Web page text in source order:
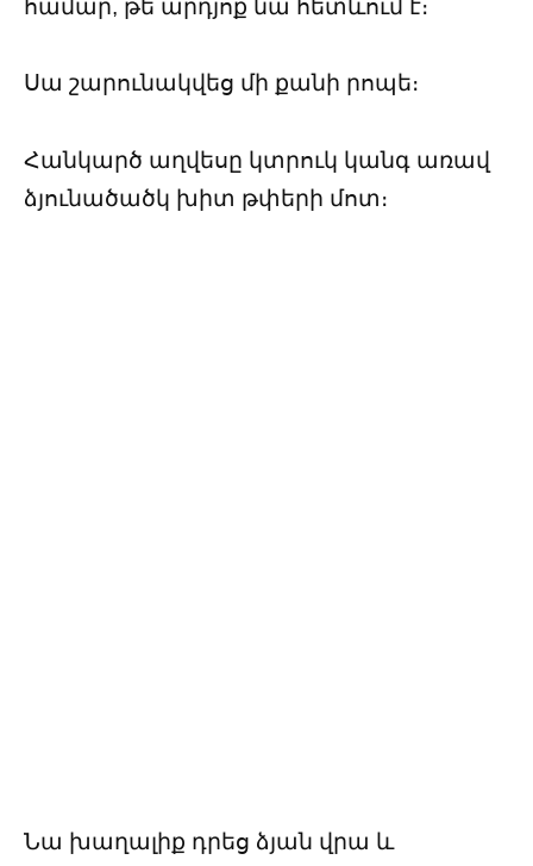
համար, թե արդյոք նա հետևում է։
Սա շարունակվեց մի քանի րոպե։
Հանկարծ աղվեսը կտրուկ կանգ առավ
ձյունածածկ խիտ թփերի մոտ։
Նա խաղալիք դրեց ձյան վրա և